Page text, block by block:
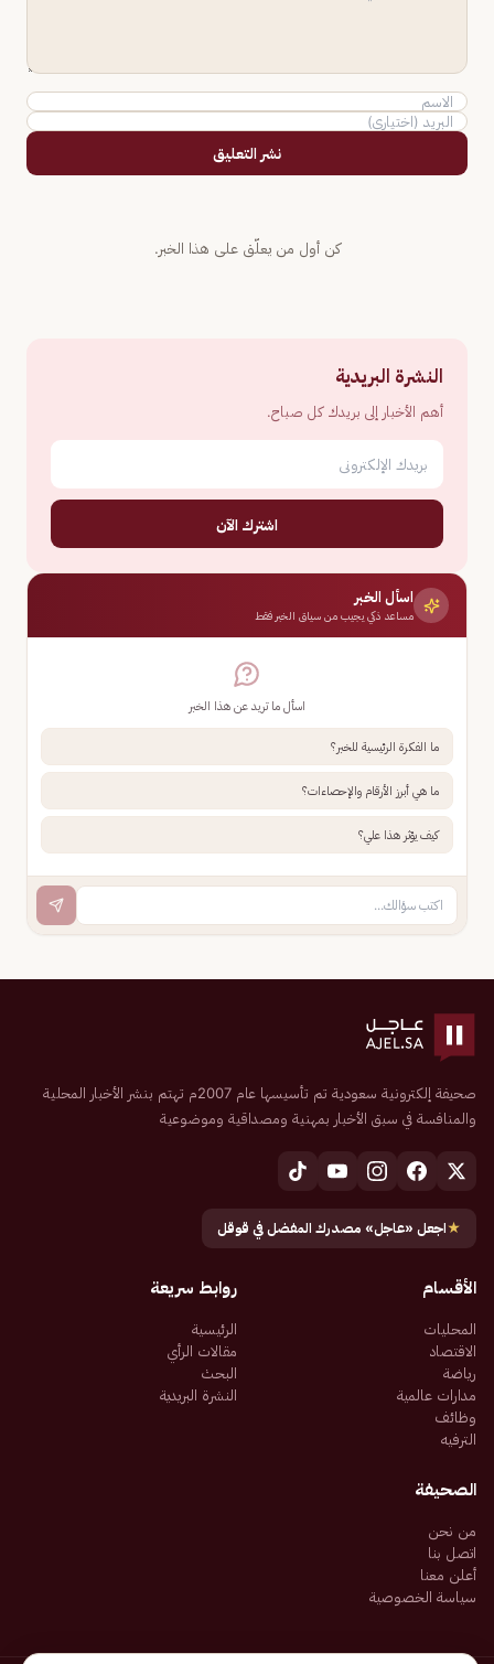
نشر التعليق
كن أول من يعلّق على هذا الخبر.
النشرة البريدية
أهم الأخبار إلى بريدك كل صباح.
اشترك الآن
اسأل الخبر
مساعد ذكي يجيب من سياق الخبر فقط
اسأل ما تريد عن هذا الخبر
ما الفكرة الرئيسية للخبر؟
ما هي أبرز الأرقام والإحصاءات؟
كيف يؤثر هذا علي؟
صحيفة إلكترونية سعودية تم تأسيسها عام 2007م تهتم بنشر الأخبار المحلية
والمنافسة في سبق الأخبار بمهنية ومصداقية وموضوعية
★اجعل «عاجل» مصدرك المفضل في قوقل
الأقسام
المحليات
الاقتصاد
رياضة
مدارات عالمية
وظائف
الترفيه
روابط سريعة
الرئيسية
مقالات الرأي
البحث
النشرة البريدية
الصحيفة
من نحن
اتصل بنا
أعلن معنا
سياسة الخصوصية